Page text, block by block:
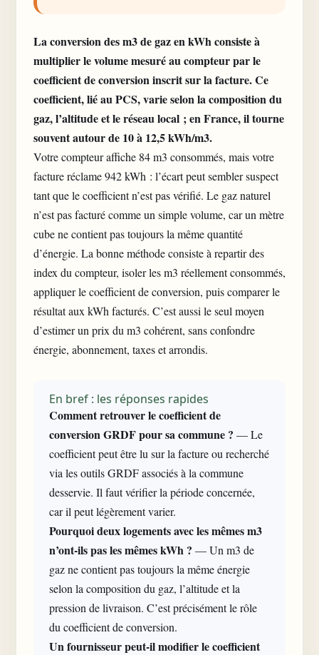
La conversion des m3 de gaz en kWh consiste à
multiplier le volume mesuré au compteur par le
coefficient de conversion inscrit sur la facture. Ce
coefficient, lié au PCS, varie selon la composition du
gaz, l’altitude et le réseau local ; en France, il tourne
souvent autour de 10 à 12,5 kWh/m3.
Votre compteur affiche 84 m3 consommés, mais votre
facture réclame 942 kWh : l’écart peut sembler suspect
tant que le coefficient n’est pas vérifié. Le gaz naturel
n’est pas facturé comme un simple volume, car un mètre
cube ne contient pas toujours la même quantité
d’énergie. La bonne méthode consiste à repartir des
index du compteur, isoler les m3 réellement consommés,
appliquer le coefficient de conversion, puis comparer le
résultat aux kWh facturés. C’est aussi le seul moyen
d’estimer un prix du m3 cohérent, sans confondre
énergie, abonnement, taxes et arrondis.
En bref : les réponses rapides
Comment retrouver le coefficient de
conversion GRDF pour sa commune ? — Le
coefficient peut être lu sur la facture ou recherché
via les outils GRDF associés à la commune
desservie. Il faut vérifier la période concernée,
car il peut légèrement varier.
Pourquoi deux logements avec les mêmes m3
n’ont-ils pas les mêmes kWh ? — Un m3 de
gaz ne contient pas toujours la même énergie
selon la composition du gaz, l’altitude et la
pression de livraison. C’est précisément le rôle
du coefficient de conversion.
Un fournisseur peut-il modifier le coefficient